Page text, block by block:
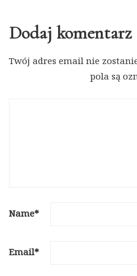
Dodaj komentarz
Twój adres email nie
pola są
Name*
Email*